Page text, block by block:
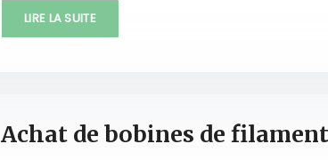
LIRE LA SUITE
Achat de bobines de